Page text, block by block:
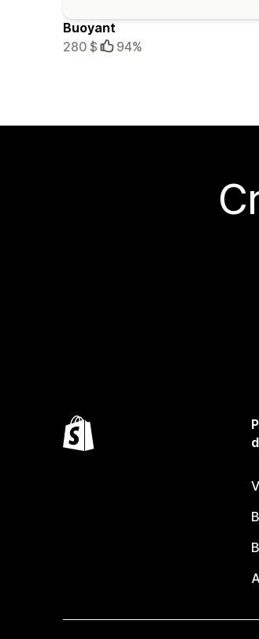
Buoyant
280 $
94%